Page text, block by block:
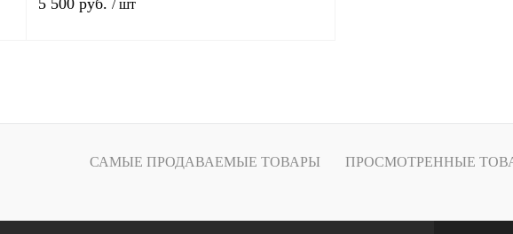
5 500 руб. / шт
Купить в 1 клик К сравнению
САМЫЕ ПРОДАВАЕМЫЕ ТОВАРЫ ПРОСМОТРЕННЫЕ